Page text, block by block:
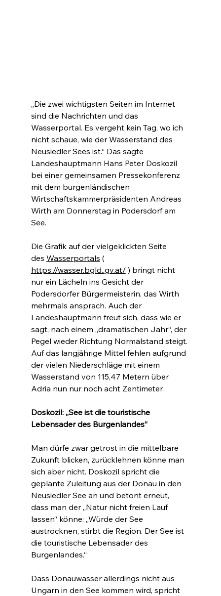
„Die zwei wichtigsten Seiten im Internet
sind die Nachrichten und das
Wasserportal. Es vergeht kein Tag, wo ich
nicht schaue, wie der Wasserstand des
Neusiedler Sees ist.“ Das sagte
Landeshauptmann Hans Peter Doskozil
bei einer gemeinsamen Pressekonferenz
mit dem burgenländischen
Wirtschaftskammerpräsidenten Andreas
Wirth am Donnerstag in Podersdorf am
See.
Die Grafik auf der vielgeklickten Seite
des Wasserportals (
https://wasser.bgld..gv.at/ ) bringt nicht
nur ein Lächeln ins Gesicht der
Podersdorfer Bürgermeisterin, das Wirth
mehrmals ansprach. Auch der
Landeshauptmann freut sich, dass wie er
sagt, nach einem „dramatischen Jahr“, der
Pegel wieder Richtung Normalstand steigt.
Auf das langjährige Mittel fehlen aufgrund
der vielen Niederschläge mit einem
Wasserstand von 115,47 Metern über
Adria nun nur noch acht Zentimeter.
Doskozil: „See ist die touristische
Lebensader des Burgenlandes“
Man dürfe zwar getrost in die mittelbare
Zukunft blicken, zurücklehnen könne man
sich aber nicht. Doskozil spricht die
geplante Zuleitung aus der Donau in den
Neusiedler See an und betont erneut,
dass man der „Natur nicht freien Lauf
lassen“ könne: „Würde der See
austrocknen, stirbt die Region. Der See ist
die touristische Lebensader des
Burgenlandes.“
Dass Donauwasser allerdings nicht aus
Ungarn in den See kommen wird, spricht